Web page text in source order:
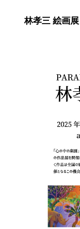
林孝三 絵画